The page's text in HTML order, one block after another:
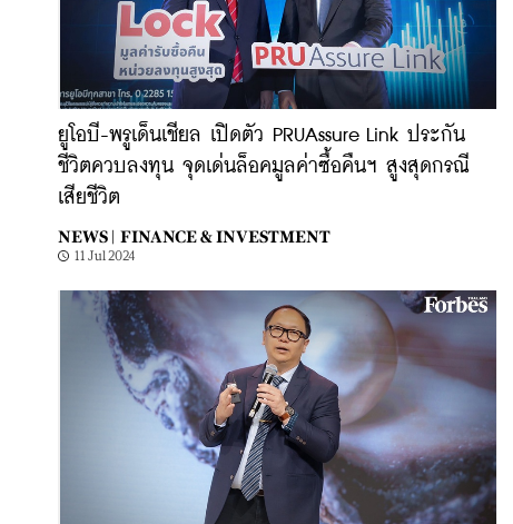
ยูโอบี-พรูเด็นเชียล เปิดตัว PRUAssure Link ประกัน
ชีวิตควบลงทุน จุดเด่นล็อคมูลค่าซื้อคืนฯ สูงสุดกรณี
เสียชีวิต
NEWS | FINANCE & INVESTMENT
11 Jul 2024